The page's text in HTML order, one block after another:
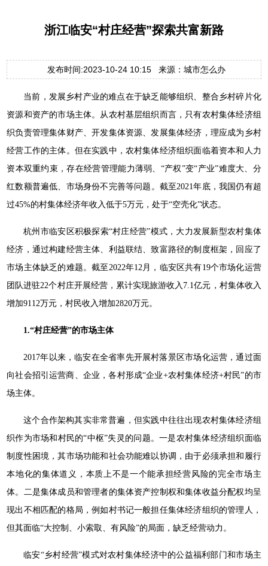
浙江临安“村庄经营”探索共富新路
发布时间:2023-10-24 10:15 来源：城市怎么办
当前，发展乡村产业的难点在于缺乏能够组织、整合乡村碎片化
资源和资产的市场主体。从农村基层组织而言，只有农村集体经济组
织负责管理集体财产、开发集体资源、发展集体经济，理应成为乡村
经营工作的主体。但在实践中，农村集体经济组织面临着资本和人力
资本双重约束，存在经营管理能力薄弱、“产权”变“产业”难度大、分
红数额普遍低、市场身份不完善等问题。截至2021年底，我国仍有超
过45%的村集体经济年收入低于5万元，处于“空壳化”状态。
杭州市临安区积极探索“村庄经营”模式，大力发展新型农村集体
经济，通过构建经营主体、利益联结、致富路径的制度框架，回应了
市场主体缺乏的难题。截至2022年12月，临安区共有19个市场化运营
团队进驻22个村庄开展经营，累计实现旅游收入7.1亿元，村集体收入
增加9112万元，村民收入增加2820万元。
1.“村庄经营”的市场主体
2017年以来，临安在全省率先开展村落景区市场化运营，通过面
向社会招引运营商、企业，各村形成“企业+农村集体经济+村民”的市
场主体。
这个合作架构其实非常普遍，但实践中往往出现农村集体经济组
织作为市场和村民的“中枢”失灵的问题。一是农村集体经济组织面临
制度性困境，其市场功能和社会功能难以协调，由于必须承担和履行
本地化的集体道义，本质上不是一个能承担经营风险的完全市场主
体。二是集体成员和管理者的集体资产控制权和集体收益分配权均呈
现出不相匹配的格局，例如村书记一般担任集体经济组织的管理人，
但其面临“大控制、小索取、有风险”的局面，缺乏经营动力。
临安“乡村经营”模式对农村集体经济中的公益福利部门和市场主